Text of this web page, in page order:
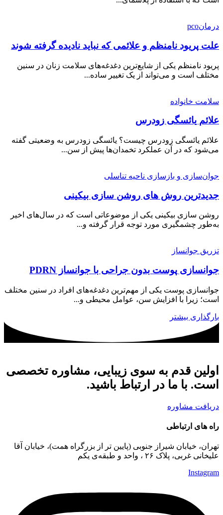
درمانpco
علت پریود نامنظم و علائمی که نباید نادیده گرفته شوند
پریود نامنظم یکی از شایع‌ترین دغدغه‌های سلامت زنان در سنین
مختلف است و می‌تواند از یک تغییر ساده...
سلامت خانواده
علائم یائسگی زودرس
علائم یائسگی زودرس چیست؟ یائسگی زودرس به وضعیتی گفته
می‌شود که در آن عملکرد تخمدان‌ها پیش از سن...
جوان‌سازی و بازسازی ناحیه تناسلی
جدیدترین روش های روشن سازی بیکینی
روشن سازی بیکینی یکی از موضوعاتی است که در سال‌های اخیر
به‌طور چشمگیری مورد توجه قرار گرفته و...
تزریق جوانساز
جوانسازی پوست بدون جراحی با جوانساز PDRN
جوانسازی پوست یکی از مهم‌ترین دغدغه‌های افراد در سنین مختلف
است؛ زیرا با افزایش سن، عوامل محیطی و...
بارگذاری بیشتر
اولین قدم به سوی زیبایی، مشاوره تخصصی
است. با ما در ارتباط باشید.
دریافت مشاوره
راه های ارتباطی
تهران، خیابان شیراز جنوبی (پایین تر از بزرگراه همت)، خیابان آقا
علیخانی غربی، پلاک ۲۶ ، واحد و طبقه‌ی یکم
Instagram